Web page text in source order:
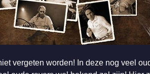
vergeten worden! In deze nog veel